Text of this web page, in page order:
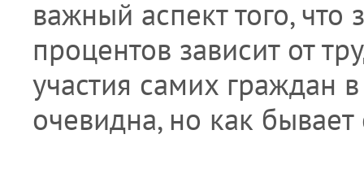
важный аспект того,
процентов зависит от
участия самих граждан
очевидна, но как